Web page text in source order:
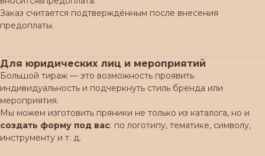
Заказ считается подтверждённым после внесения
предоплаты.
Для юридических лиц и мероприятий
Большой тираж — это возможность проявить
индивидуальность и подчеркнуть стиль бренда или
мероприятия.
Мы можем изготовить пряники не только из каталога, но и
создать форму под вас: по логотипу, тематике, символу,
инструменту и т. д.